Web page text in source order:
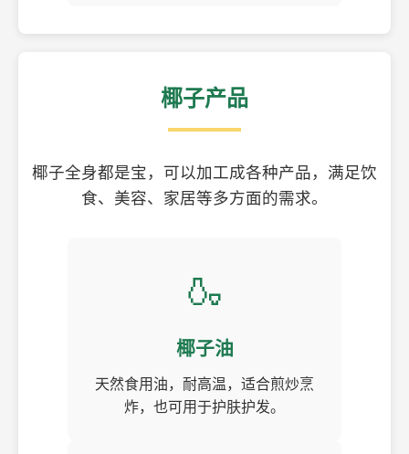
椰子产品
椰子全身都是宝，可以加工成各种产品，满足饮
食、美容、家居等多方面的需求。
🍶
椰子油
天然食用油，耐高温，适合煎炒烹
炸，也可用于护肤护发。